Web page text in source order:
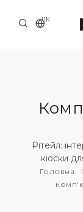
UK
ПРО НАС
ПРИКЛАДИ
КАТАЛОГ
Рітейл:
кіоски
Головна